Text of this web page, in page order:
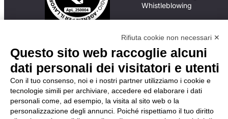
inadempimento da parte
della ApL delle
disposizioni
del Codice di Condotta, è
possibile presentare un
reclamo
all’Organismo di
Whistleblowing
Rifiuta cookie non necessari ✕
Questo sito web raccoglie alcuni
dati personali dei visitatori e utenti
Con il tuo consenso, noi e i nostri partner utilizziamo i cookie e
tecnologie simili per archiviare, accedere ed elaborare i dati
personali come, ad esempio, la visita al sito web o la
personalizzazione degli annunci. Poiché rispettiamo il tuo diritto